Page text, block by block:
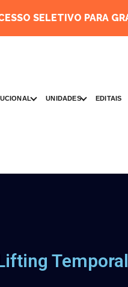
SELETIVO PARA
UNIDADES EDITAIS